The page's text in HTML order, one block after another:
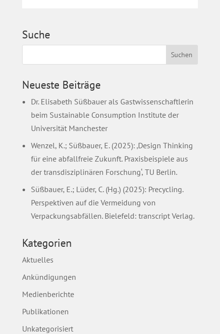
Suche
Neueste Beiträge
Dr. Elisabeth Süßbauer als Gastwissenschaftlerin
beim Sustainable Consumption Institute der
Universität Manchester
Wenzel, K.; Süßbauer, E. (2025): ‚Design Thinking
für eine abfallfreie Zukunft. Praxisbeispiele aus
der transdisziplinären Forschung‘, TU Berlin.
Süßbauer, E.; Lüder, C. (Hg.) (2025): Precycling.
Perspektiven auf die Vermeidung von
Verpackungsabfällen. Bielefeld: transcript Verlag.
Kategorien
Aktuelles
Ankündigungen
Medienberichte
Publikationen
Unkategorisiert